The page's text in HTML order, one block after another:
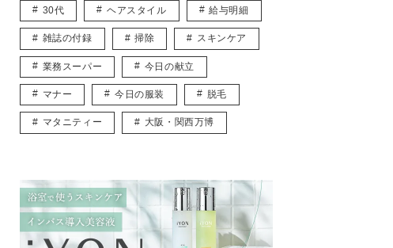
30代 ヘアスタイル 給与明細
雑誌の付録 掃除 スキンケア
業務スーパー 今日の献立
マナー 今日の服装 脱毛
マタニティー 大阪・関西万博